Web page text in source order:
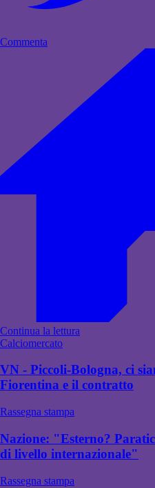
Commenta
Continua la lettura
Calciomercato
VN - Piccoli-Bologna, ci
Fiorentina e il contratto
Rassegna stampa
Nazione: "Esterno?
di livello internazionale"
Rassegna stampa